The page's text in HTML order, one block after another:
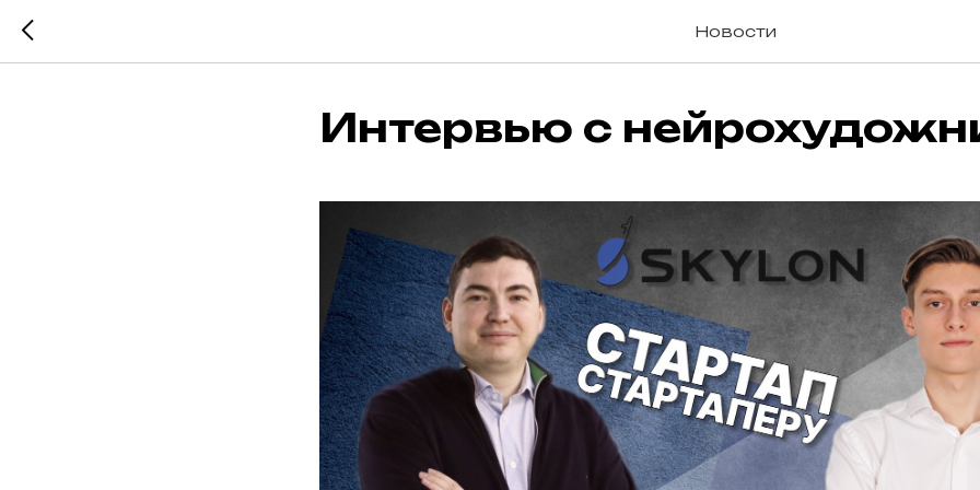
Новости
Интервью с